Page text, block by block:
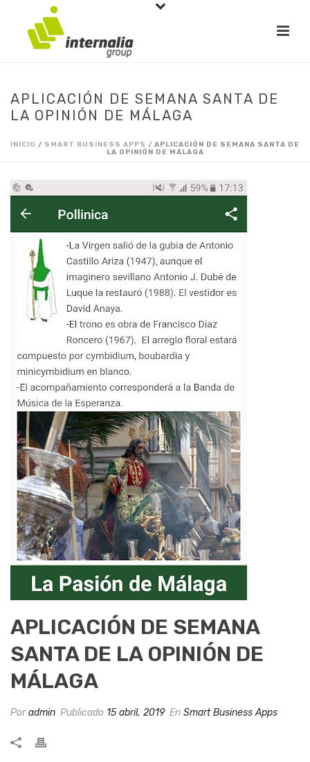
APLICACIÓN DE SEMANA SANTA DE
LA OPINIÓN DE MÁLAGA
INICIO / SMART BUSINESS APPS / APLICACIÓN DE SEMANA SANTA DE
LA OPINIÓN DE MÁLAGA
APLICACIÓN DE SEMANA
SANTA DE LA OPINIÓN DE
MÁLAGA
Poradmin Publicado 15 abril, 2019 En Smart Business Apps